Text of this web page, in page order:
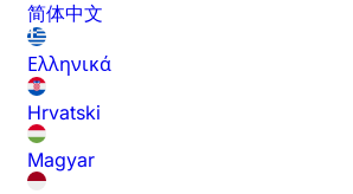
简体中文
Ελληνικά
Hrvatski
Magyar